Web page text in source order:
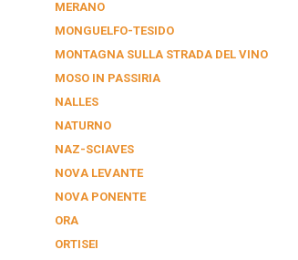
MERANO
MONGUELFO-TESIDO
MONTAGNA SULLA STRADA DEL VINO
MOSO IN PASSIRIA
NALLES
NATURNO
NAZ-SCIAVES
NOVA LEVANTE
NOVA PONENTE
ORA
ORTISEI